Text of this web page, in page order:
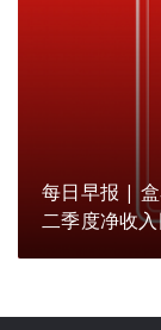
每日早报 |
二季度净收